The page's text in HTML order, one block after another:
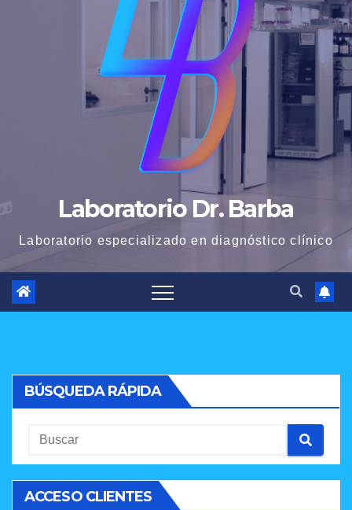
Laboratorio Dr. Barba
Laboratorio especializado en diagnóstico clínico
BÚSQUEDA RÁPIDA
ACCESO CLIENTES